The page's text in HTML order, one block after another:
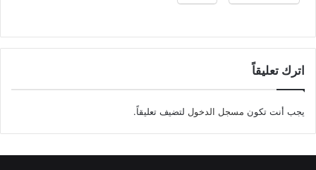
اترك تعليقاً
يجب أنت تكون مسجل الدخول لتضيف تعليقاً.